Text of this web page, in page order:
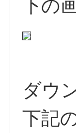
下の
ダウ
下記